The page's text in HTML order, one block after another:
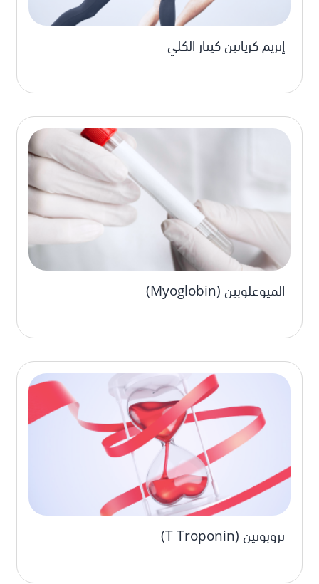
إنزيم كرياتين كيناز الكلي
الميوغلوبين (Myoglobin)
تروبونين (T Troponin)